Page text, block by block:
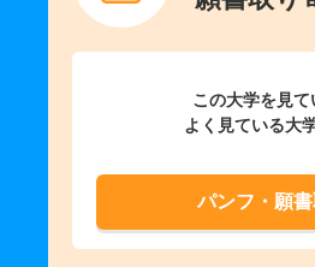
この大学を見て
よく見ている大
パンフ・願